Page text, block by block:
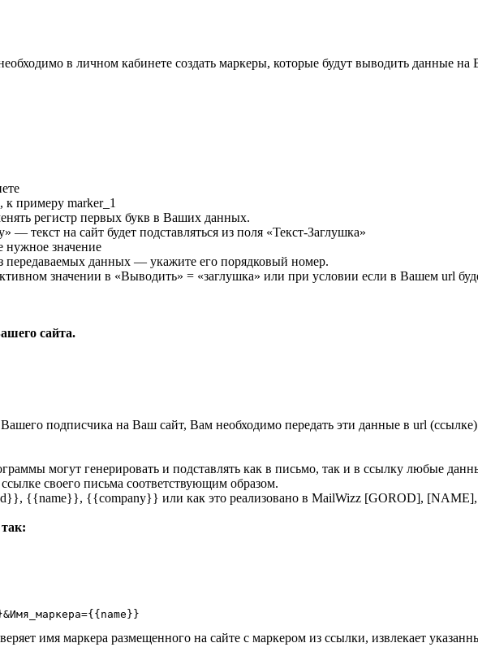
в личном кабинете создать маркеры, которые будут выводить данные на
примеру marker_1
регистр первых букв в Ваших данных.
на сайт будет подставляться из поля «Текст-Заглушка»
нужное значение
передаваемых данных — укажите его порядковый номер.
значении в «Выводить» = «заглушка» или при условии если в Вашем url
сайта.
подписчика на Ваш сайт, Вам необходимо передать эти данные в url (ссылке)
могут генерировать и подставлять как в письмо, так и в ссылку любые
своего письма соответствующим образом.
{{name}}, {{company}} или как это реализовано в MailWizz [GOROD],
имя маркера размещенного на сайте с маркером из ссылки, извлекает